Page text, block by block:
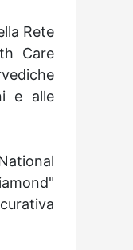
Rete
Care
e alle